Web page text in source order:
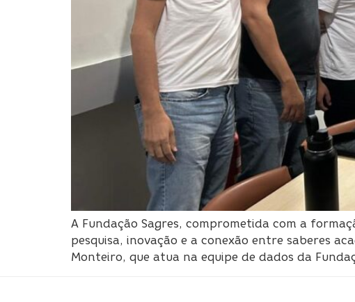
A Fundação Sagres, comprometida com a
pesquisa, inovação e a conexão entre saberes
Monteiro, que atua na equipe de dados da